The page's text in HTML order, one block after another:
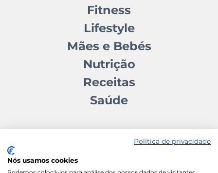
Fitness
Lifestyle
Mães e Bebés
Nutrição
Receitas
Saúde
Contactos Quem somos Autores Estatuto Editorial
Política de privacidade
Nós usamos cookies